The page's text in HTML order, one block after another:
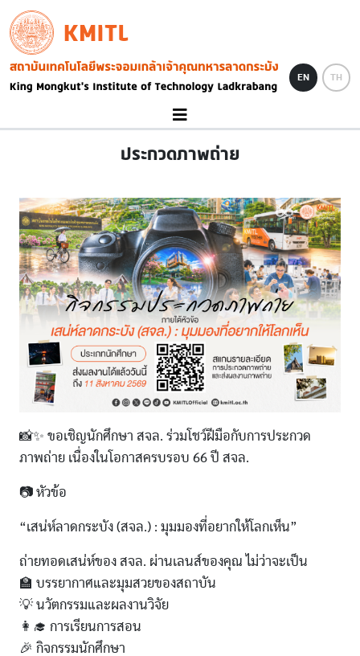
Skip to main content
KMITL
Image
EN TH
ประกวดภาพถ่าย
📸✨ ขอเชิญนักศึกษา สจล. ร่วมโชว์ฝีมือกับการประกวด
ภาพถ่าย เนื่องในโอกาสครบรอบ 66 ปี สจล.
📷 หัวข้อ
“เสน่ห์ลาดกระบัง (สจล.) : มุมมองที่อยากให้โลกเห็น”
ถ่ายทอดเสน่ห์ของ สจล. ผ่านเลนส์ของคุณ ไม่ว่าจะเป็น
🏫 บรรยากาศและมุมสวยของสถาบัน
💡 นวัตกรรมและผลงานวิจัย
👩‍🎓 การเรียนการสอน
🎉 กิจกรรมนักศึกษา